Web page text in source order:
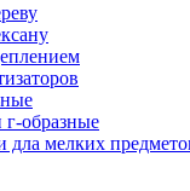
образные
дла мелких